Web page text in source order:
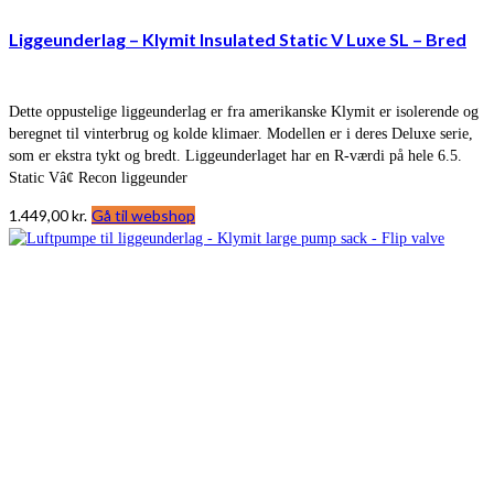
Liggeunderlag – Klymit Insulated Static V Luxe SL – Bred
Dette oppustelige liggeunderlag er fra amerikanske Klymit er isolerende og
beregnet til vinterbrug og kolde klimaer. Modellen er i deres Deluxe serie,
som er ekstra tykt og bredt. Liggeunderlaget har en R-værdi på hele 6.5.
Static Vâ¢ Recon liggeunder
1.449,00kr. Gå til webshop